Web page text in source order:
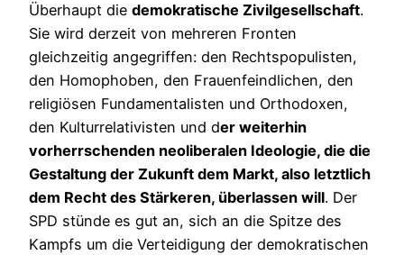
Überhaupt die demokratische Zivilgesellschaft.
Sie wird derzeit von mehreren Fronten
gleichzeitig angegriffen: den Rechtspopulisten,
den Homophoben, den Frauenfeindlichen, den
religiösen Fundamentalisten und Orthodoxen,
den Kulturrelativisten und der weiterhin
vorherrschenden neoliberalen Ideologie, die die
Gestaltung der Zukunft dem Markt, also letztlich
dem Recht des Stärkeren, überlassen will. Der
SPD stünde es gut an, sich an die Spitze des
Kampfs um die Verteidigung der demokratischen